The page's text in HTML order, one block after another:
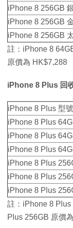
iPhone 8 256GB
iPhone 8 256GB
iPhone 8 256GB
註：iPhone 8
原價為 HK$7,288
iPhone 8 Plus 回
iPhone 8 Plus 型號
iPhone 8 Plus
iPhone 8 Plus
iPhone 8 Plus
iPhone 8 Plus
iPhone 8 Plus
iPhone 8 Plus
註：iPhone 8
Plus 256GB 原價